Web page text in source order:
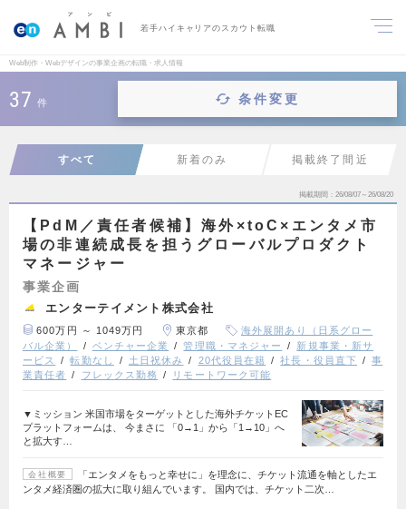
若手ハイキャリアのスカウト転職
Web制作・Webデザインの事業企画の転職・求人情報
37 件 条件変更
すべて 新着のみ 掲載終了間近
掲載期間 26/08/07～26/08/20
【PdM／責任者候補】海外×toC×エンタメ市
場の非連続成長を担うグローバルプロダクト
マネージャー
事業企画
エンターテイメント株式会社
600万円 ～ 1049万円 東京都
海外展開あり（日系グロー
バル企業）
ベンチャー企業 管理職・マネジャー
新規事業・新サ
ービス
転勤なし 土日祝休み 20代役員在籍 社長・役員直下
事
業責任者
フレックス勤務 リモートワーク可能
▼ミッション 米国市場をターゲットとした海外チケットEC
プラットフォームは、 今まさに 「0→1」から「1→10」へ
と拡大す…
会社概要
「エンタメをもっと幸せに」を理念に、チケット流通を軸としたエ
ンタメ経済圏の拡大に取り組んでいます。 国内では、チケット二次…